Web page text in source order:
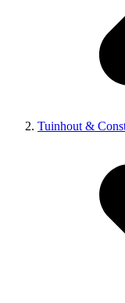
Tuinhout &